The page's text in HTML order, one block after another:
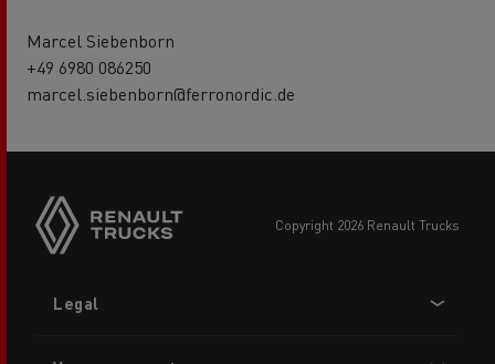
Marcel Siebenborn
+49 6980 086250
marcel.siebenborn@ferronordic.de
copyright 2026 Renault Trucks
menu
Legal